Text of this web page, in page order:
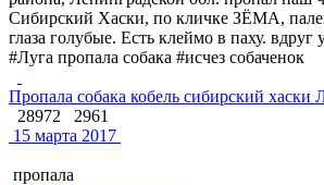
Сибирский Хаски, по кличке ЗЁМА,
глаза голубые. Есть клеймо в паху. вдруг
#Луга пропала собака #исчез собаченок
Пропала собака кобель сибирский хаски
28972
2961
15 марта 2017
пропала